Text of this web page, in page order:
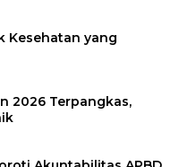
Kesehatan yang
2026 Terpangkas,